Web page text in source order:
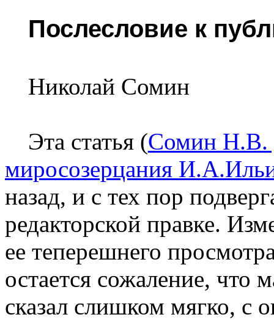
Послесловие к
Николай Сомин
Эта статья (Сомин Н.В.
миросозерцания
назад, и с тех пор
редакторской правке.
ее теперешнего
остается сожаление, что
сказал слишком мягко,